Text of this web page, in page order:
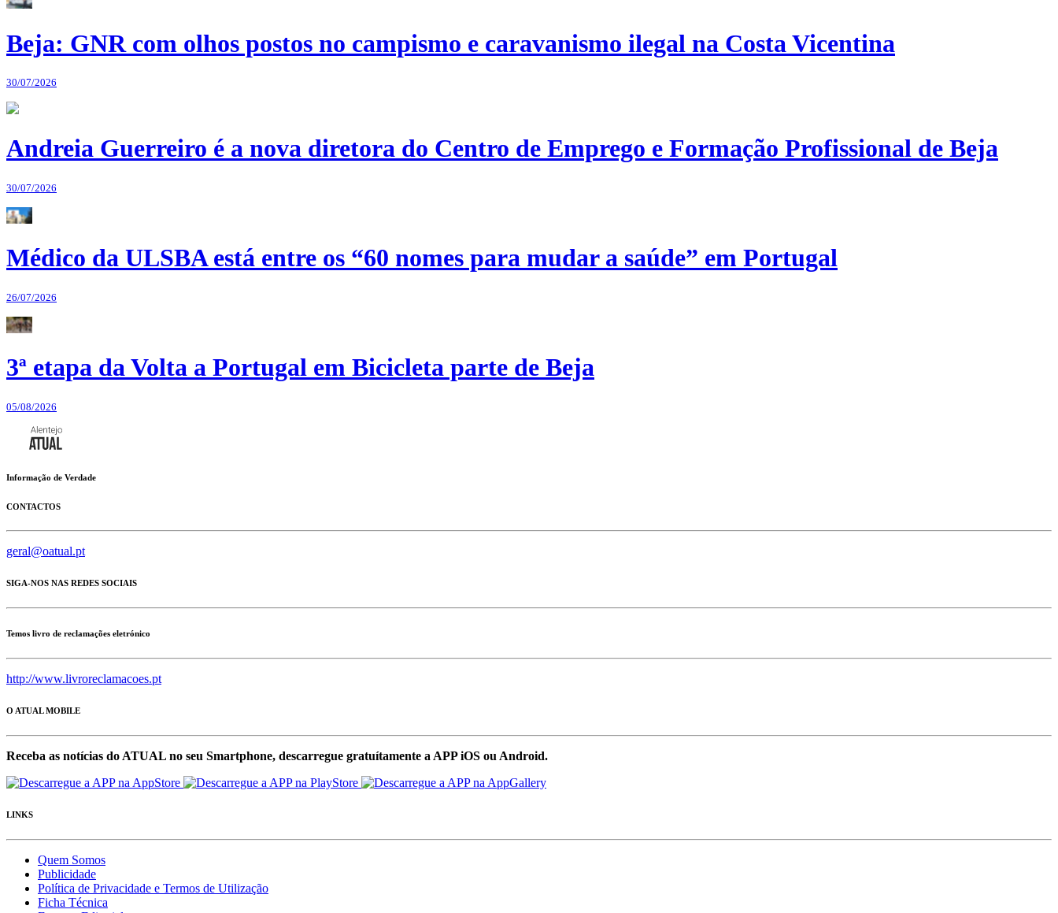
Beja: GNR com olhos postos no campismo e caravanismo ilegal na Costa Vicentina
30/07/2026
Andreia Guerreiro é a nova diretora do Centro de Emprego e Formação Profissional de Beja
30/07/2026
Médico da ULSBA está entre os “60 nomes para mudar a saúde” em Portugal
26/07/2026
3ª etapa da Volta a Portugal em Bicicleta parte de Beja
05/08/2026
Informação de Verdade
CONTACTOS
geral@oatual.pt
SIGA-NOS NAS REDES SOCIAIS
Temos livro de reclamações eletrónico
http://www.livroreclamacoes.pt
O ATUAL MOBILE
Receba as notícias do ATUAL no seu Smartphone, descarregue gratuítamente a APP iOS ou Android.
LINKS
Quem Somos
Publicidade
Política de Privacidade e Termos de Utilização
Ficha Técnica